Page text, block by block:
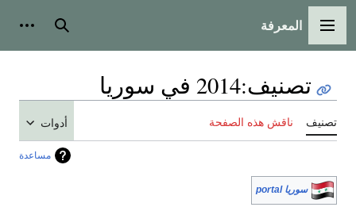
القائمة الرئيسية
المعرفة بحث
تصنيف:2014 في سوريا
تصنيف ناقش هذه الصفحة أدوات
مساعدة
سوريا portal